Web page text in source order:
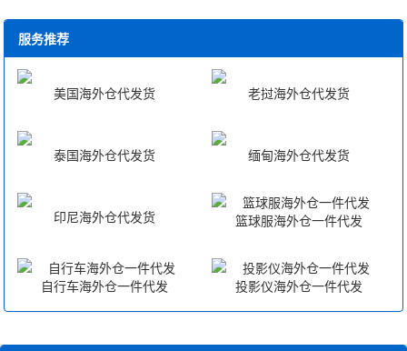
服务推荐
美国海外仓代发货 老挝海外仓代发货
泰国海外仓代发货 缅甸海外仓代发货
印尼海外仓代发货 篮球服海外仓一件代发
自行车海外仓一件代发 投影仪海外仓一件代发